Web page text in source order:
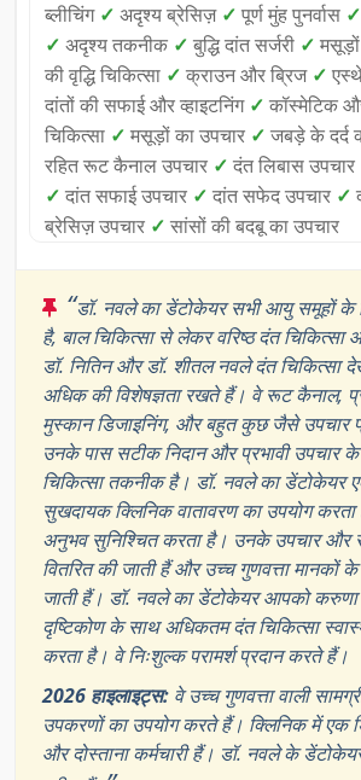
ब्लीचिंग ✓ अदृश्य ब्रेसिज़ ✓ पूर्ण मुंह पुनर्वास ✓
✓ अदृश्य तकनीक ✓ बुद्धि दांत सर्जरी ✓
की वृद्धि चिकित्सा ✓ क्राउन और ब्रिज ✓
दांतों की सफाई और व्हाइटनिंग ✓ कॉस्मेटिक
चिकित्सा ✓ मसूड़ों का उपचार ✓ जबड़े के दर्द
रहित रूट कैनाल उपचार ✓ दंत लिबास उपचार
✓ दांत सफाई उपचार ✓ दांत सफेद उपचार ✓
ब्रेसिज़ उपचार ✓ सांसों की बदबू का उपचार
“डॉ. नवले का डेंटोकेयर सभी आयु समूहों के
है, बाल चिकित्सा से लेकर वरिष्ठ दंत
डॉ. नितिन और डॉ. शीतल नवले दंत चिकित्सा
अधिक की विशेषज्ञता रखते हैं। वे रूट कैनाल,
मुस्कान डिजाइनिंग, और बहुत कुछ जैसे उपचार
उनके पास सटीक निदान और प्रभावी उपचार
चिकित्सा तकनीक है। डॉ. नवले का डेंटोकेयर
सुखदायक क्लिनिक वातावरण का उपयोग
अनुभव सुनिश्चित करता है। उनके उपचार और
वितरित की जाती हैं और उच्च गुणवत्ता मानकों
जाती हैं। डॉ. नवले का डेंटोकेयर आपको करुणा
दृष्टिकोण के साथ अधिकतम दंत चिकित्सा
करता है। वे निःशुल्क परामर्श प्रदान करते हैं।
2026 हाइलाइट्स: वे उच्च गुणवत्ता वाली
उपकरणों का उपयोग करते हैं। क्लिनिक में एक
और दोस्ताना कर्मचारी हैं। डॉ. नवले के